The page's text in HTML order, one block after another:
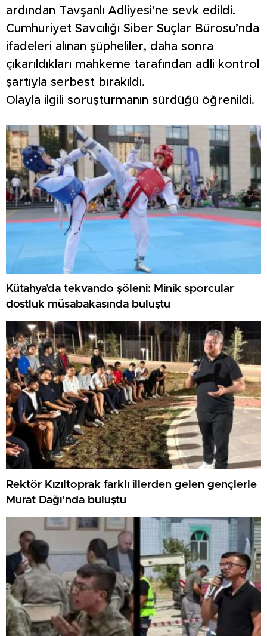
ardından Tavşanlı Adliyesi’ne sevk edildi.
Cumhuriyet Savcılığı Siber Suçlar Bürosu’nda
ifadeleri alınan şüpheliler, daha sonra
çıkarıldıkları mahkeme tarafından adli kontrol
şartıyla serbest bırakıldı.
Olayla ilgili soruşturmanın sürdüğü öğrenildi.
Kütahya’da tekvando şöleni: Minik sporcular
dostluk müsabakasında buluştu
Rektör Kızıltoprak farklı illerden gelen gençlerle
Murat Dağı’nda buluştu